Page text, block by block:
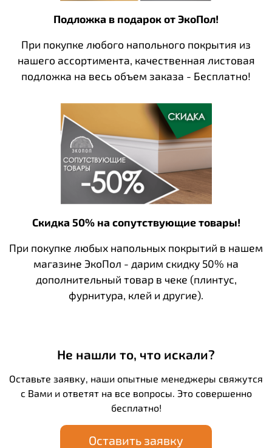
Подложка в подарок от ЭкоПол!
При покупке любого напольного покрытия из
нашего ассортимента, качественная листовая
подложка на весь объем заказа - Бесплатно!
Скидка 50% на сопутствующие товары!
При покупке любых напольных покрытий в нашем
магазине ЭкоПол - дарим скидку 50% на
дополнительный товар в чеке (плинтус,
фурнитура, клей и другие).
Не нашли то, что искали?
Оставьте заявку, наши опытные менеджеры свяжутся
с Вами и ответят на все вопросы. Это совершенно
бесплатно!
Оставить заявку